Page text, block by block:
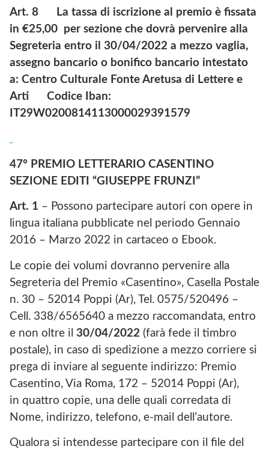
Art. 8 La tassa di iscrizione al premio è fissata
in €25,00 per sezione che dovrà pervenire alla
Segreteria entro il 30/04/2022 a mezzo vaglia,
assegno bancario o bonifico bancario intestato
a: Centro Culturale Fonte Aretusa di Lettere e
Arti Codice Iban:
IT29W0200814113000029391579
47° PREMIO LETTERARIO CASENTINO
SEZIONE EDITI “GIUSEPPE FRUNZI”
Art. 1 – Possono partecipare autori con opere in
lingua italiana pubblicate nel periodo Gennaio
2016 – Marzo 2022 in cartaceo o Ebook.
Le copie dei volumi dovranno pervenire alla
Segreteria del Premio «Casentino», Casella Postale
n. 30 – 52014 Poppi (Ar), Tel. 0575/520496 –
Cell. 338/6565640 a mezzo raccomandata, entro
e non oltre il 30/04/2022 (farà fede il timbro
postale), in caso di spedizione a mezzo corriere si
prega di inviare al seguente indirizzo: Premio
Casentino, Via Roma, 172 – 52014 Poppi (Ar),
in quattro copie, una delle quali corredata di
Nome, indirizzo, telefono, e-mail dell’autore.
Qualora si intendesse partecipare con il file del